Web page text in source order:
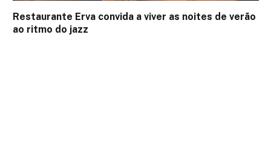
Restaurante Erva convida a viver as noites de verão
ao ritmo do jazz